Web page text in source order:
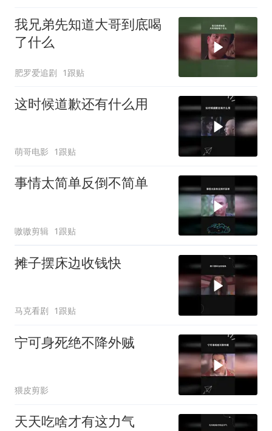
我兄弟先知道大哥到底喝
了什么
肥罗爱追剧 1跟贴
这时候道歉还有什么用
萌哥电影 1跟贴
事情太简单反倒不简单
嗷嗷剪辑 1跟贴
摊子摆床边收钱快
马克看剧 1跟贴
宁可身死绝不降外贼
猥皮剪影
天天吃啥才有这力气